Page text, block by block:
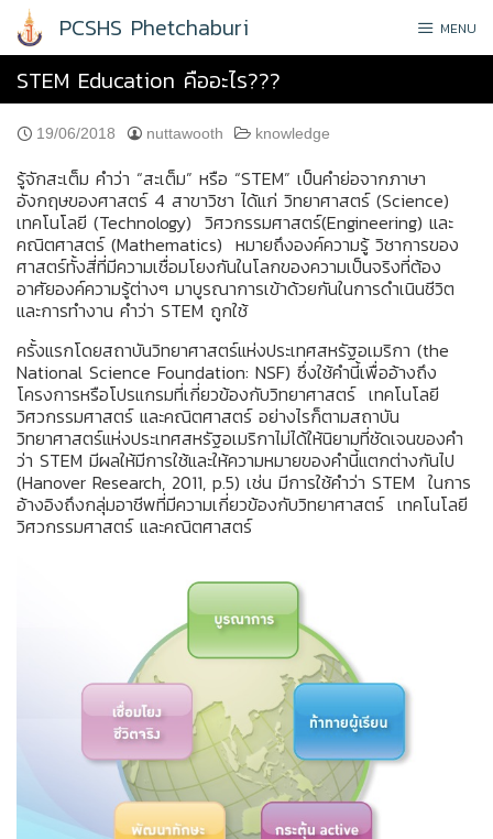
Skip
PCSHS Phetchaburi MENU
STEM Education คืออะไร???
19/06/2018 nuttawooth knowledge
รู้จักสะเต็ม คำว่า “สะเต็ม” หรือ “STEM” เป็นคำย่อจากภาษา
อังกฤษของศาสตร์ 4 สาขาวิชา ได้แก่ วิทยาศาสตร์ (Science)
เทคโนโลยี (Technology) วิศวกรรมศาสตร์(Engineering) และ
คณิตศาสตร์ (Mathematics) หมายถึงองค์ความรู้ วิชาการของ
ศาสตร์ทั้งสี่ที่มีความเชื่อมโยงกันในโลกของความเป็นจริงที่ต้อง
อาศัยองค์ความรู้ต่างๆ มาบูรณาการเข้าด้วยกันในการดำเนินชีวิต
และการทำงาน คำว่า STEM ถูกใช้
ครั้งแรกโดยสถาบันวิทยาศาสตร์แห่งประเทศสหรัฐอเมริกา (the
National Science Foundation: NSF) ซึ่งใช้คำนี้เพื่ออ้างถึง
โครงการหรือโปรแกรมที่เกี่ยวข้องกับวิทยาศาสตร์ เทคโนโลยี
วิศวกรรมศาสตร์ และคณิตศาสตร์ อย่างไรก็ตามสถาบัน
วิทยาศาสตร์แห่งประเทศสหรัฐอเมริกาไม่ได้ให้นิยามที่ชัดเจนของคำ
ว่า STEM มีผลให้มีการใช้และให้ความหมายของคำนี้แตกต่างกันไป
(Hanover Research, 2011, p.5) เช่น มีการใช้คำว่า STEM ในการ
อ้างอิงถึงกลุ่มอาชีพที่มีความเกี่ยวข้องกับวิทยาศาสตร์ เทคโนโลยี
วิศวกรรมศาสตร์ และคณิตศาสตร์